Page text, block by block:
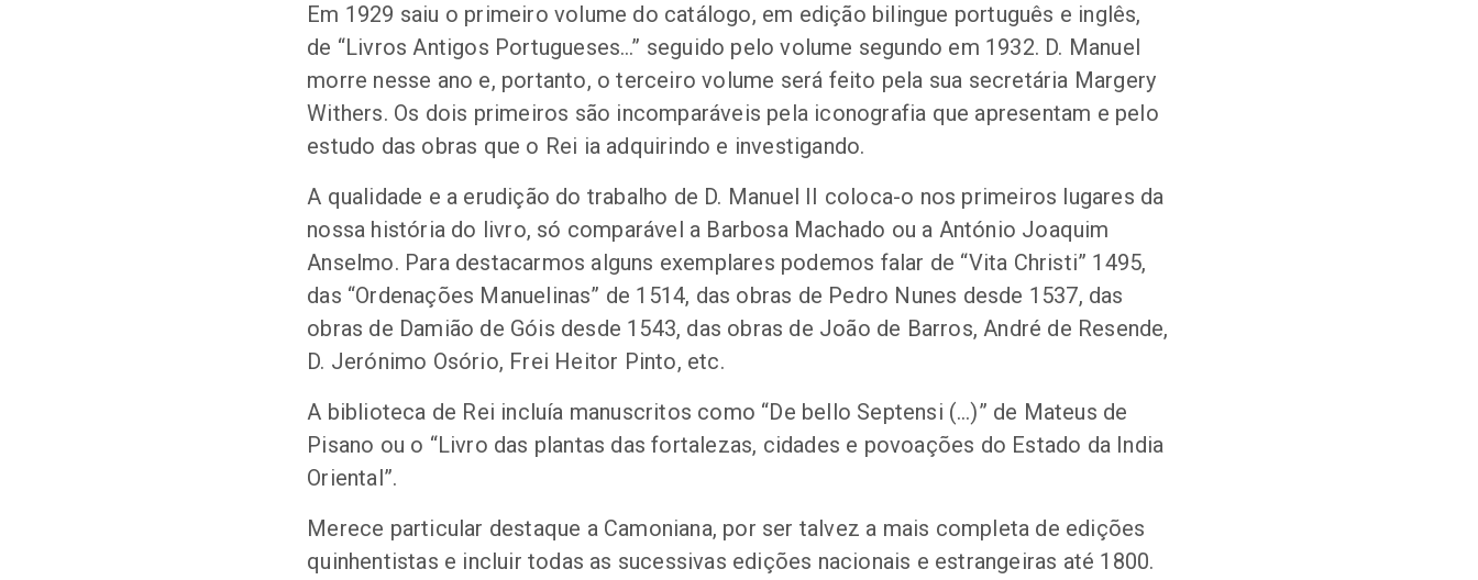
Em 1929 saiu o primeiro volume do catálogo, em edição bilingue português e inglês,
de “Livros Antigos Portugueses…” seguido pelo volume segundo em 1932. D. Manuel
morre nesse ano e, portanto, o terceiro volume será feito pela sua secretária Margery
Withers. Os dois primeiros são incomparáveis pela iconografia que apresentam e pelo
estudo das obras que o Rei ia adquirindo e investigando.
A qualidade e a erudição do trabalho de D. Manuel II coloca-o nos primeiros lugares da
nossa história do livro, só comparável a Barbosa Machado ou a António Joaquim
Anselmo. Para destacarmos alguns exemplares podemos falar de “Vita Christi” 1495,
das “Ordenações Manuelinas” de 1514, das obras de Pedro Nunes desde 1537, das
obras de Damião de Góis desde 1543, das obras de João de Barros, André de Resende,
D. Jerónimo Osório, Frei Heitor Pinto, etc.
A biblioteca de Rei incluía manuscritos como “De bello Septensi (…)” de Mateus de
Pisano ou o “Livro das plantas das fortalezas, cidades e povoações do Estado da India
Oriental”.
Merece particular destaque a Camoniana, por ser talvez a mais completa de edições
quinhentistas e incluir todas as sucessivas edições nacionais e estrangeiras até 1800.